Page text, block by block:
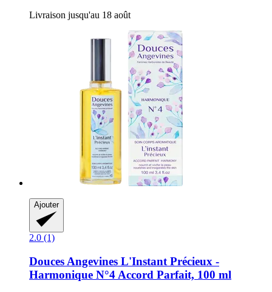
Livraison jusqu'au 18 août
Ajouter
2.0 (1)
Douces Angevines L'Instant Précieux -​
Harmonique N°4 Accord Parfait, 100 ml